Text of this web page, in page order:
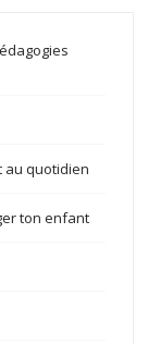
au quotidien
ton enfant